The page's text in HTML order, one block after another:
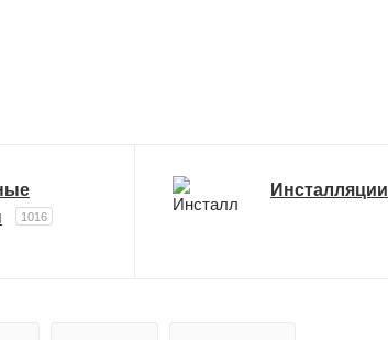
1016
Инсталляции